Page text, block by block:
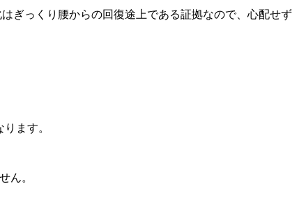
ぎっくり腰からの回復途上である証拠なので、心配せず
ます。
ん。